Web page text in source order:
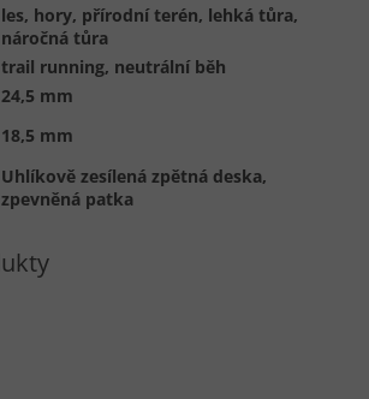
les, hory, přírodní terén, lehká tůra,
náročná tůra
trail running, neutrální běh
24,5 mm
18,5 mm
Uhlíkově zesílená zpětná deska,
zpevněná patka